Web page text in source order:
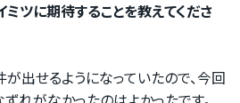
ツに期待することを教えてくださ
出せるようになっていたので、今回